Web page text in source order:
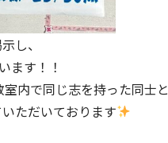
し、
ます！！
内で同じ志を持った同士と
ただいております